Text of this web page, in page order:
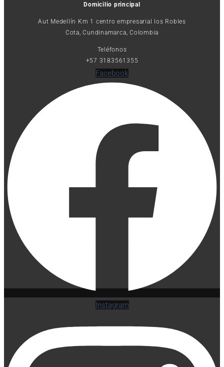
Domicilio principal
Aut Medellín Km 1 centro empresarial los Robles
Cota, Cundinamarca, Colombia
Teléfonos
+57 3183561355
Facebook
Instagram